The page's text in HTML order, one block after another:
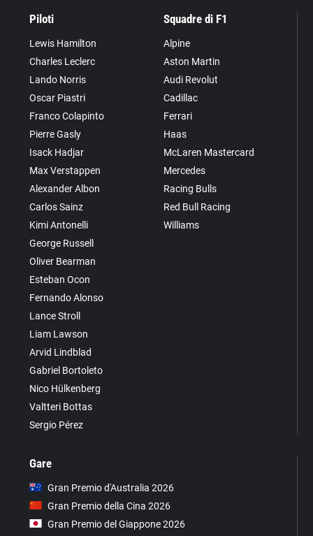
Piloti
Lewis Hamilton
Charles Leclerc
Lando Norris
Oscar Piastri
Franco Colapinto
Pierre Gasly
Isack Hadjar
Max Verstappen
Alexander Albon
Carlos Sainz
Kimi Antonelli
George Russell
Oliver Bearman
Esteban Ocon
Fernando Alonso
Lance Stroll
Liam Lawson
Arvid Lindblad
Gabriel Bortoleto
Nico Hülkenberg
Valtteri Bottas
Sergio Pérez
Squadre di F1
Alpine
Aston Martin
Audi Revolut
Cadillac
Ferrari
Haas
McLaren Mastercard
Mercedes
Racing Bulls
Red Bull Racing
Williams
Gare
Gran Premio d'Australia 2026
Gran Premio della Cina 2026
Gran Premio del Giappone 2026